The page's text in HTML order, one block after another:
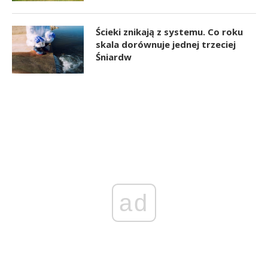
Ścieki znikają z systemu. Co roku
skala dorównuje jednej trzeciej
Śniardw
ad